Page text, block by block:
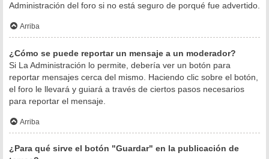
Administración del foro si no está seguro de porqué fue advertido.
Arriba
¿Cómo se puede reportar un mensaje a un moderador?
Si La Administración lo permite, debería ver un botón para
reportar mensajes cerca del mismo. Haciendo clic sobre el botón,
el foro le llevará y guiará a través de ciertos pasos necesarios
para reportar el mensaje.
Arriba
¿Para qué sirve el botón "Guardar" en la publicación de